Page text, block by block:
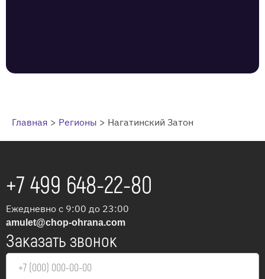
Главная > Регионы > Нагатинский Затон
+7 499 648-22-80
Ежедневно с 9:00 до 23:00
amulet@chop-ohrana.com
Заказать звонок